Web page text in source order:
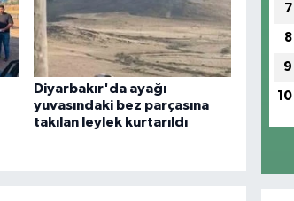
Diyarbakır'da ayağı
yuvasındaki bez parçasına
takılan leylek kurtarıldı
7
8
9
10